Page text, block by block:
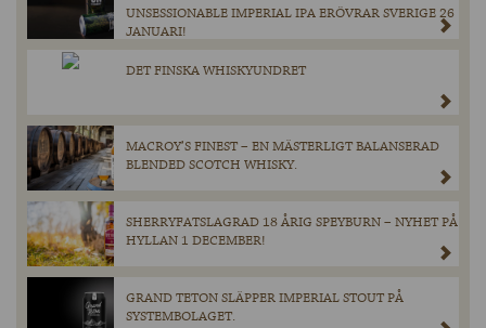
UNSESSIONABLE IMPERIAL IPA ERÖVRAR SVERIGE 26
JANUARI!
DET FINSKA WHISKYUNDRET
MACROY’S FINEST – EN MÄSTERLIGT BALANSERAD
BLENDED SCOTCH WHISKY.
SHERRYFATSLAGRAD 18 ÅRIG SPEYBURN – NYHET PÅ
HYLLAN 1 DECEMBER!
GRAND TETON SLÄPPER IMPERIAL STOUT PÅ
SYSTEMBOLAGET.